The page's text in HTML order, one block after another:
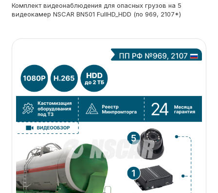
Комплект видеонаблюдения для опасных грузов на 5
видеокамер NSCAR BN501 FullHD_HDD (по 969, 2107*)